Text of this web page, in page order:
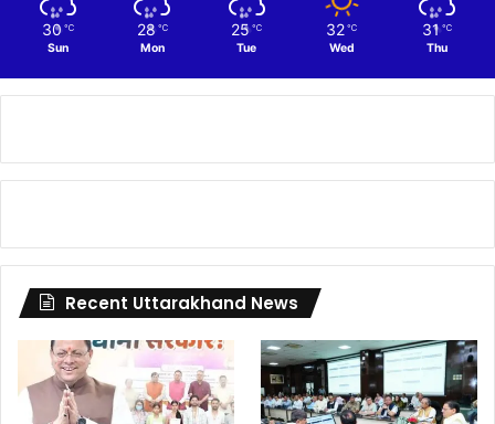
30 ℃
Sun
28 ℃
Mon
25 ℃
Tue
32 ℃
Wed
31 ℃
Thu
Recent Uttarakhand News